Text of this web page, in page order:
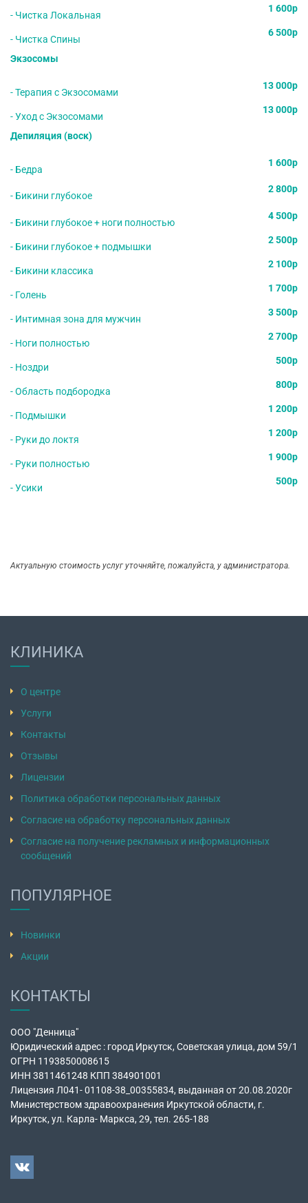
- Чистка Локальная
1 600р
- Чистка Спины
6 500р
Экзосомы
-Терапия с Экзосомами
13 000р
- Уход с Экзосомами
13 000р
Депиляция (воск)
- Бедра
1 600р
- Бикини глубокое
2 800р
- Бикини глубокое + ноги полностью
4 500р
- Бикини глубокое + подмышки
2 500р
- Бикини классика
2 100р
- Голень
1 700р
- Интимная зона для мужчин
3 500р
- Ноги полностью
2 700р
- Ноздри
500р
- Область подбородка
800р
- Подмышки
1 200р
- Руки до локтя
1 200р
- Руки полностью
1 900р
- Усики
500р
Актуальную стоимость услуг уточняйте, пожалуйста, у администратора.
КЛИНИКА
О центре
Услуги
Контакты
Отзывы
Лицензии
Политика обработки персональных данных
Согласие на обработку персональных данных
Согласие на получение рекламных и информационных
сообщений
ПОПУЛЯРНОЕ
Новинки
Акции
КОНТАКТЫ
ООО "Денница"
Юридический адрес : город Иркутск, Советская улица, дом 59/1
ОГРН 1193850008615
ИНН 3811461248 КПП 384901001
Лицензия Л041- 01108-38_00355834, выданная от 20.08.2020г
Министерством здравоохранения Иркутской области, г.
Иркутск, ул. Карла- Маркса, 29, тел. 265-188